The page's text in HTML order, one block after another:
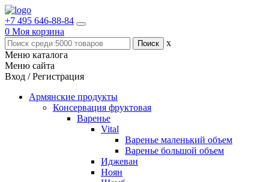
+7 495 646-88-84
0 Моя корзина
x
Меню каталога
Меню сайта
Вход / Регистрация
Армянские продукты
Консервация фруктовая
Варенье
Vital
Варенье маленький объем
Варенье большой объем
Иджеван
Ноян